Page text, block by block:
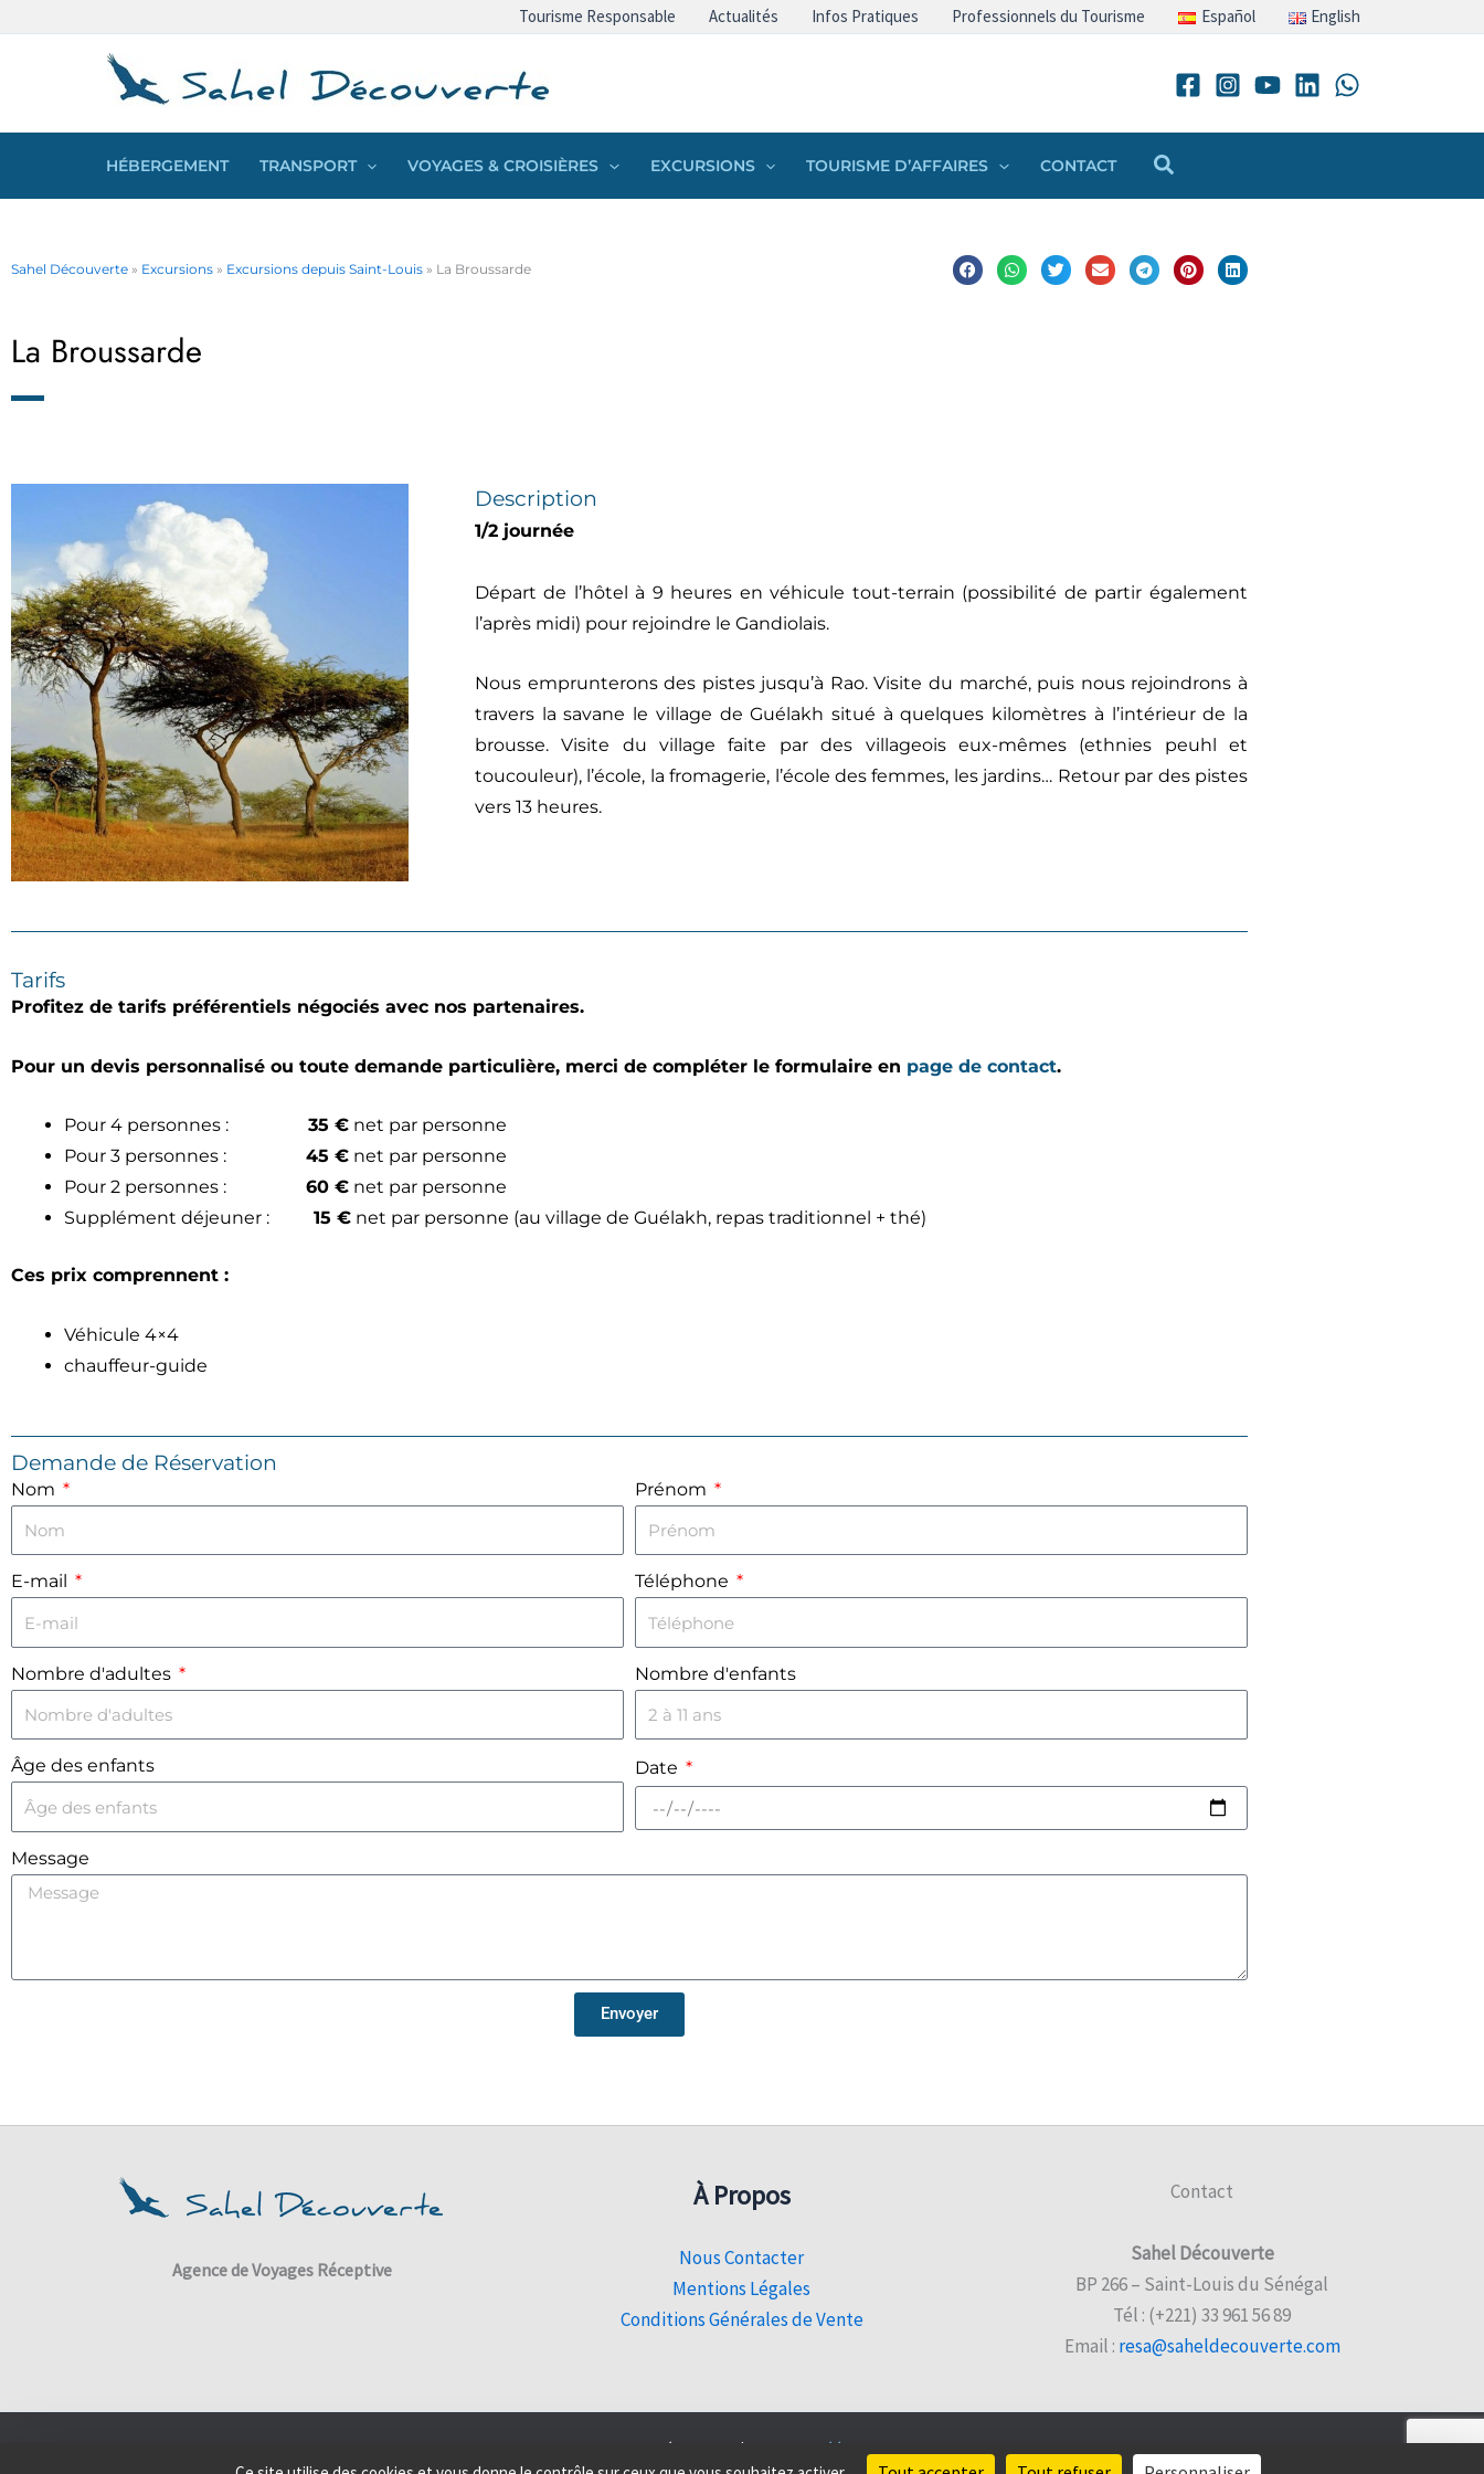
Tourisme Responsable Actualités Infos Pratiques Professionnels du Tourisme Español English
HÉBERGEMENT TRANSPORT VOYAGES & CROISIÈRES EXCURSIONS TOURISME D’AFFAIRES CONTACT Rechercher
Sahel Découverte » Excursions » Excursions depuis Saint-Louis » La Broussarde
La Broussarde
Description
1/2 journée
Départ de l’hôtel à 9 heures en véhicule tout-terrain (possibilité de partir également
l’après midi) pour rejoindre le Gandiolais.
Nous emprunterons des pistes jusqu’à Rao. Visite du marché, puis nous rejoindrons à
travers la savane le village de Guélakh situé à quelques kilomètres à l’intérieur de la
brousse. Visite du village faite par des villageois eux-mêmes (ethnies peuhl et
toucouleur), l’école, la fromagerie, l’école des femmes, les jardins… Retour par des pistes
vers 13 heures.
Tarifs
Profitez de tarifs préférentiels négociés avec nos partenaires.
Pour un devis personnalisé ou toute demande particulière, merci de compléter le formulaire en page de contact.
Pour 4 personnes : 35 € net par personne
Pour 3 personnes : 45 € net par personne
Pour 2 personnes : 60 € net par personne
Supplément déjeuner : 15 € net par personne (au village de Guélakh, repas traditionnel + thé)
Ces prix comprennent :
Véhicule 4×4
chauffeur-guide
Demande de Réservation
Nom Prénom
E-mail Téléphone
Nombre d'adultes Nombre d'enfants
Âge des enfants Date
Message
Envoyer
Agence de Voyages Réceptive
À Propos
Nous Contacter
Mentions Légales
Conditions Générales de Vente
Contact
Sahel Découverte
BP 266 – Saint-Louis du Sénégal
Tél : (+221) 33 961 56 89
Email : resa@saheldecouverte.com
© 2026 Sahel Découverte | Site web créé par Sencyb